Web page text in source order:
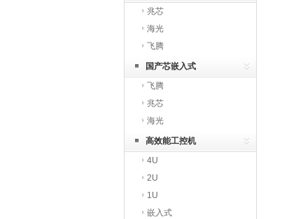
兆芯
海光
飞腾
国产芯嵌入式
飞腾
兆芯
海光
高效能工控机
4U
2U
1U
嵌入式